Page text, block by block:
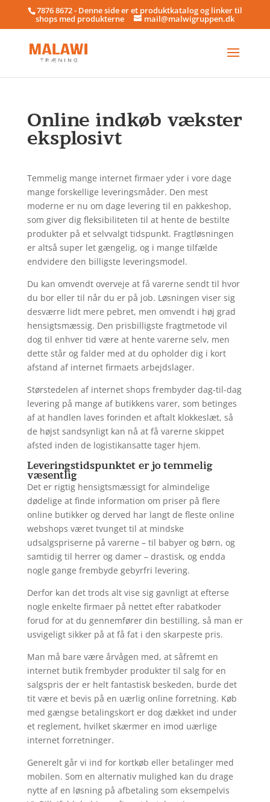
7876 8672 - Denne side er et produktkatalog og linker til
shops med produkterne mail@malwigruppen.dk
Online indkøb vækster
eksplosivt
Temmelig mange internet firmaer yder i vore dage
mange forskellige leveringsmåder. Den mest
moderne er nu om dage levering til en pakkeshop,
som giver dig fleksibiliteten til at hente de bestilte
produkter på et selvvalgt tidspunkt. Fragtløsningen
er altså super let gængelig, og i mange tilfælde
endvidere den billigste leveringsmodel.
Du kan omvendt overveje at få varerne sendt til hvor
du bor eller til når du er på job. Løsningen viser sig
desværre lidt mere pebret, men omvendt i høj grad
hensigtsmæssig. Den prisbilligste fragtmetode vil
dog til enhver tid være at hente varerne selv, men
dette står og falder med at du opholder dig i kort
afstand af internet firmaets arbejdslager.
Størstedelen af internet shops frembyder dag-til-dag
levering på mange af butikkens varer, som betinges
af at handlen laves forinden et aftalt klokkeslæt, så
de højst sandsynligt kan nå at få varerne skippet
afsted inden de logistikansatte tager hjem.
Leveringstidspunktet er jo temmelig
væsentlig
Det er rigtig hensigtsmæssigt for almindelige
dødelige at finde information om priser på flere
online butikker og derved har langt de fleste online
webshops været tvunget til at mindske
udsalgspriserne på varerne – til babyer og børn, og
samtidig til herrer og damer – drastisk, og endda
nogle gange frembyde gebyrfri levering.
Derfor kan det trods alt vise sig gavnligt at efterse
nogle enkelte firmaer på nettet efter rabatkoder
forud for at du gennemfører din bestilling, så man er
usvigeligt sikker på at få fat i den skarpeste pris.
Man må bare være årvågen med, at såfremt en
internet butik frembyder produkter til salg for en
salgspris der er helt fantastisk beskeden, burde det
tit være et bevis på en uærlig online forretning. Køb
med gængse betalingskort er dog dækket ind under
et reglement, hvilket skærmer en imod uærlige
internet forretninger.
Generelt går vi ind for kortkøb eller betalinger med
mobilen. Som en alternativ mulighed kan du drage
nytte af en løsning på afbetaling som eksempelvis